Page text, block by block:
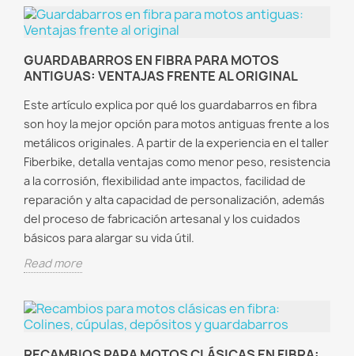
GUARDABARROS EN FIBRA PARA MOTOS
ANTIGUAS: VENTAJAS FRENTE AL ORIGINAL
Este artículo explica por qué los guardabarros en fibra
son hoy la mejor opción para motos antiguas frente a los
metálicos originales. A partir de la experiencia en el taller
Fiberbike, detalla ventajas como menor peso, resistencia
a la corrosión, flexibilidad ante impactos, facilidad de
reparación y alta capacidad de personalización, además
del proceso de fabricación artesanal y los cuidados
básicos para alargar su vida útil.
Read more